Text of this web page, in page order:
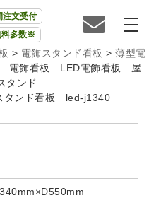
注文受付
料多数※
> 電飾スタンド看板 > 薄型電
電飾看板 LED電飾看板 屋
タンド
ンド看板 led-j1340